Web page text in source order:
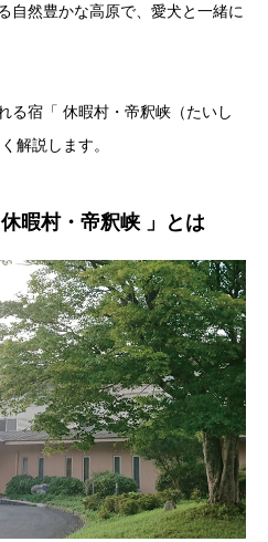
自然豊かな高原で、愛犬と一緒に
る宿「 休暇村・帝釈峡（たいし
解説します。
暇村・帝釈峡 」とは